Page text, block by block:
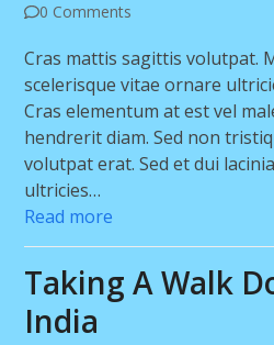
0 Comments
Cras mattis sagittis volutpat.
scelerisque vitae ornare
Cras elementum at est vel
hendrerit diam. Sed non
volutpat erat. Sed et dui
ultricies…
Read more
Taking A Walk
India